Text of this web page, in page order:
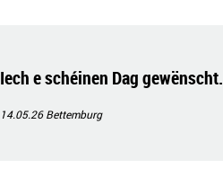
Iech e schéinen Dag gewënscht.
14.05.26Bettemburg